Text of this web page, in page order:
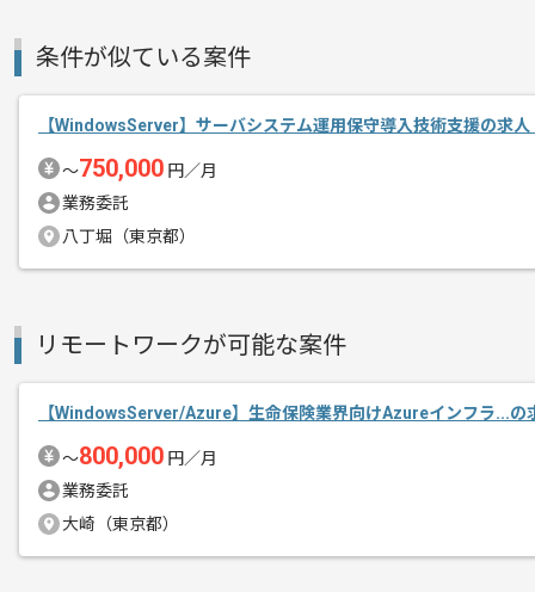
エージェントからのコ
産業用電池、電気機器の販売事業等を
今回は大手電気機器メーカー向け受注
条件が似ている案件
【WindowsServer】サーバシステム運用保守導入技術支援の求人
〜750,000 円／月
業務委託
八丁堀（東京都）
リモートワークが可能な案件
【WindowsServer/Azure】生命保険業界向けAzureインフラ...の
〜800,000 円／月
業務委託
大崎（東京都）